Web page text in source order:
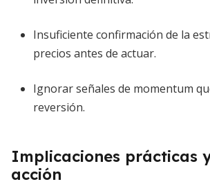
Insuficiente confirmación de la
precios antes de actuar.
Ignorar señales de momentum
reversión.
Implicaciones prácticas
acción